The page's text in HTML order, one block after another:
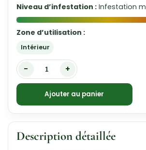
Niveau d’infestation :Infestation
Zone d’utilisation :
Intérieur
- +
Ajouter au panier
Description détaillée